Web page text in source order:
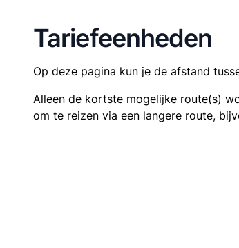
Tariefeenheden
Op deze pagina kun je de afstand
Alleen de kortste mogelijke route(s)
om te reizen via een langere route,